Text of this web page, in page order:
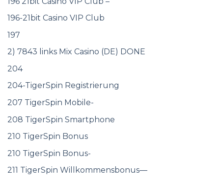
196-21bit Casino VIP Club
197
2) 7843 links Mix Casino (DE) DONE
204
204-TigerSpin Registrierung
207 TigerSpin Mobile-
208 TigerSpin Smartphone
210 TigerSpin Bonus
210 TigerSpin Bonus-
211 TigerSpin Willkommensbonus—